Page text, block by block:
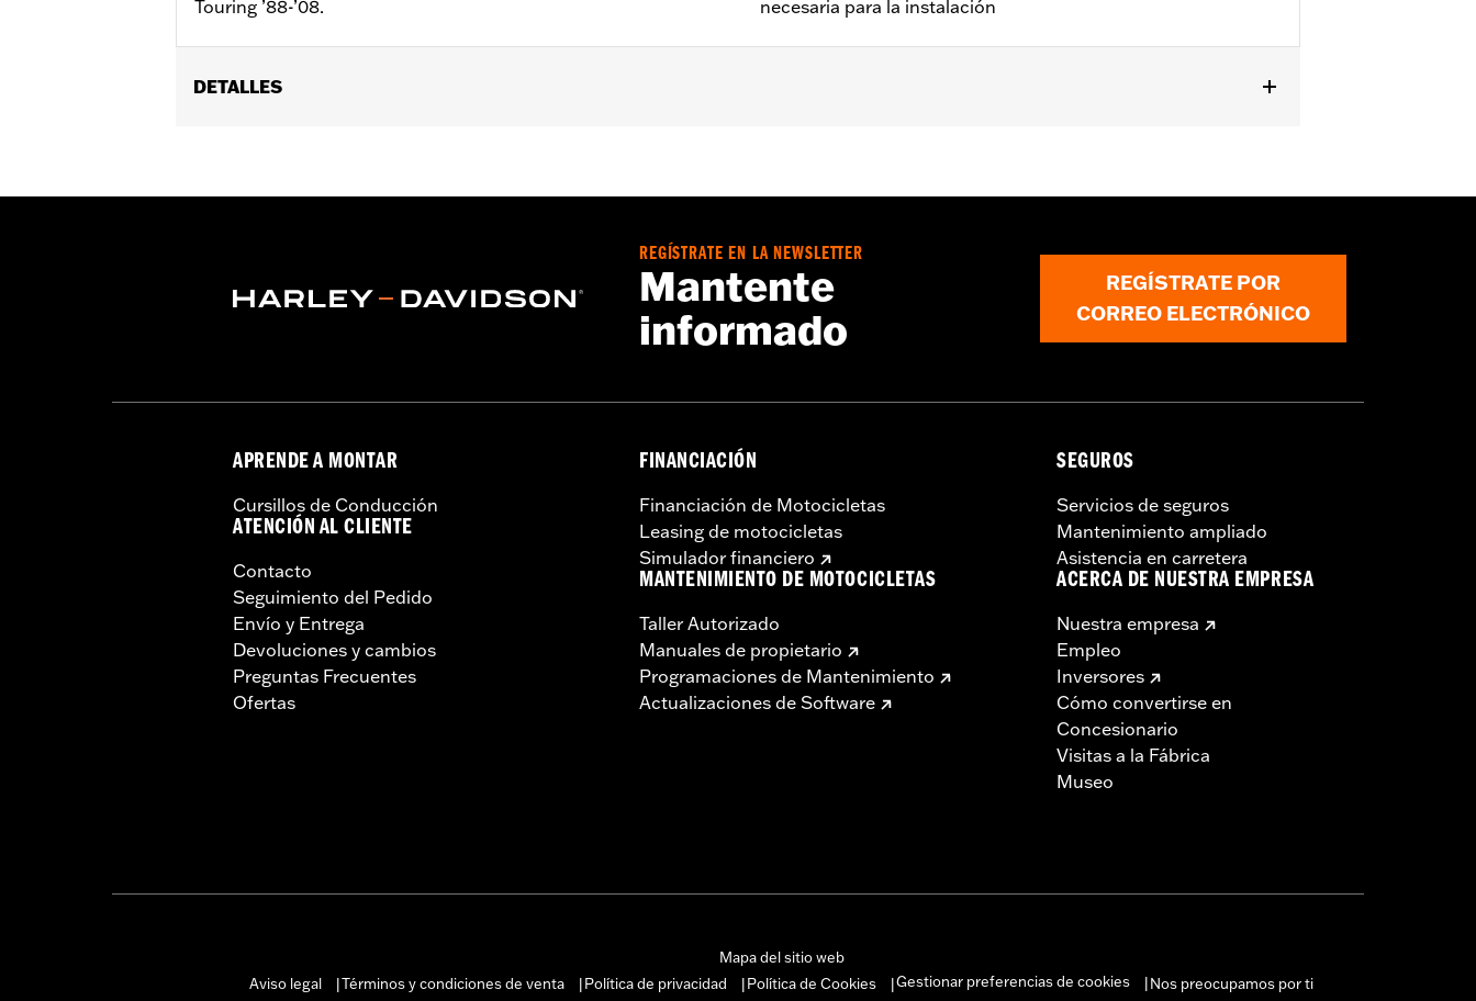
Touring ’88-’08.
necesaria para la instalación
DETALLES
Estilo de fijación:Rígido
Soportes de fijación y toda la tornillería requerida
REGÍSTRATE EN LA NEWSLETTER
Mantente
informado
REGÍSTRATE POR
CORREO ELECTRÓNICO
APRENDE A MONTAR
Cursillos de Conducción
ATENCIÓN AL CLIENTE
Contacto
Seguimiento del Pedido
Envío y Entrega
Devoluciones y cambios
Preguntas Frecuentes
Ofertas
FINANCIACIÓN
Financiación de Motocicletas
Leasing de motocicletas
Simulador financiero
MANTENIMIENTO DE MOTOCICLETAS
Taller Autorizado
Manuales de propietario
Programaciones de Mantenimiento
Actualizaciones de Software
SEGUROS
Servicios de seguros
Mantenimiento ampliado
Asistencia en carretera
ACERCA DE NUESTRA EMPRESA
Nuestra empresa
Empleo
Inversores
Cómo convertirse en
Concesionario
Visitas a la Fábrica
Museo
Mapa del sitio web
Aviso legal
Términos y condiciones de venta Política de privacidad Política de Cookies Gestionar preferencias de cookies Nos preocupamos por ti